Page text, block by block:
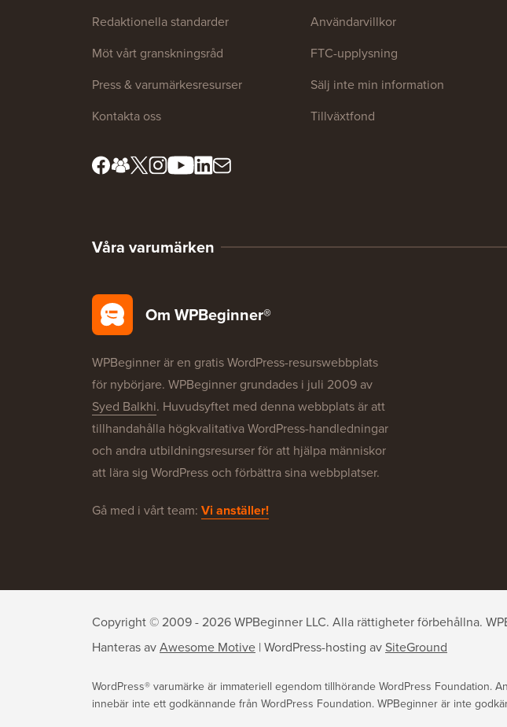
Redaktionella standarder
Möt vårt granskningsråd
Press & varumärkesresurser
Kontakta oss
Användarvillkor
FTC-upplysning
Sälj inte min information
Tillväxtfond
Våra varumärken
Om WPBeginner®
WPBeginner är en gratis WordPress-resurswebbplats
för nybörjare. WPBeginner grundades i juli 2009 av
Syed Balkhi. Huvudsyftet med denna webbplats är att
tillhandahålla högkvalitativa WordPress-handledningar
och andra utbildningsresurser för att hjälpa människor
att lära sig WordPress och förbättra sina webbplatser.
Gå med i vårt team: Vi anställer!
Copyright © 2009 - 2026 WPBeginner LLC. Alla rättigheter förbehållna.
Hanteras avAwesome Motive | WordPress-hosting avSiteGround
WordPress® varumärke är immateriell egendom tillhörande WordPress Foundation.
innebär inte ett godkännande från WordPress Foundation. WPBeginner är inte